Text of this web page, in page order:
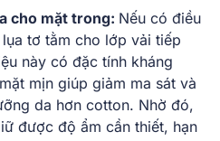
cho mặt trong: Nếu có điều
tơ tằm cho lớp vải tiếp
này có đặc tính kháng
mịn giúp giảm ma sát và
da hơn cotton. Nhờ đó,
được độ ẩm cần thiết, hạn